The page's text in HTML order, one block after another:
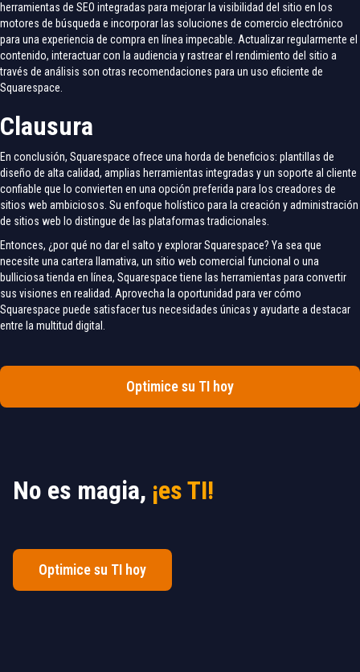
herramientas de SEO integradas para mejorar la visibilidad del sitio en los
motores de búsqueda e incorporar las soluciones de comercio electrónico
para una experiencia de compra en línea impecable. Actualizar regularmente el
contenido, interactuar con la audiencia y rastrear el rendimiento del sitio a
través de análisis son otras recomendaciones para un uso eficiente de
Squarespace.
Clausura
En conclusión, Squarespace ofrece una horda de beneficios: plantillas de
diseño de alta calidad, amplias herramientas integradas y un soporte al cliente
confiable que lo convierten en una opción preferida para los creadores de
sitios web ambiciosos. Su enfoque holístico para la creación y administración
de sitios web lo distingue de las plataformas tradicionales.
Entonces, ¿por qué no dar el salto y explorar Squarespace? Ya sea que
necesite una cartera llamativa, un sitio web comercial funcional o una
bulliciosa tienda en línea, Squarespace tiene las herramientas para convertir
sus visiones en realidad. Aprovecha la oportunidad para ver cómo
Squarespace puede satisfacer tus necesidades únicas y ayudarte a destacar
entre la multitud digital.
Optimice su TI hoy
No es magia, ¡es TI!
Optimice su TI hoy